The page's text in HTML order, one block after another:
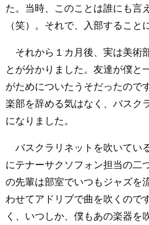
た。当時、このことは誰にも言
（笑）。それで、入部すること
それから１カ月後、実は美術
とが分かりました。友達が僕と
がためについたうそだったので
楽部を辞める気はなく、バスク
になりました。
バスクラリネットを吹いてい
にテナーサクソフォン担当の二
の先輩は部室でいつもジャズを
わせてアドリブで曲を吹くので
く、いつしか、僕もあの楽器を